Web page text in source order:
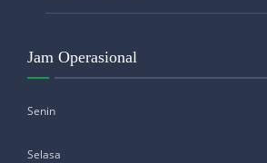
Jam Operasional
Senin
Selasa